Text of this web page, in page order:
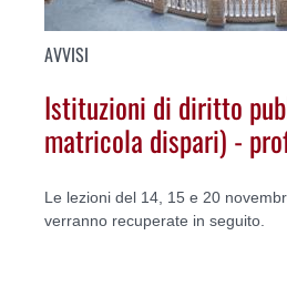
AVVISI
Istituzioni di diritto
matricola dispari) -
Le lezioni del 14, 15 e 20
verranno recuperate in seguito.